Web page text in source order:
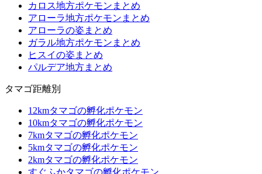
カロス地方ポケモンまとめ
アローラ地方ポケモンまとめ
アローラの姿まとめ
ガラル地方ポケモンまとめ
ヒスイの姿まとめ
パルデア地方まとめ
タマゴ距離別
12kmタマゴの孵化ポケモン
10kmタマゴの孵化ポケモン
7kmタマゴの孵化ポケモン
5kmタマゴの孵化ポケモン
2kmタマゴの孵化ポケモン
すぐふかタマゴの孵化ポケモン